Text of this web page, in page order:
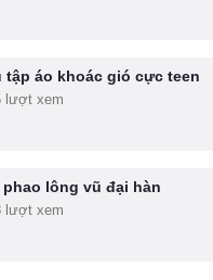
tập áo khoác gió cực teen
lượt xem
phao lông vũ đại hàn
lượt xem